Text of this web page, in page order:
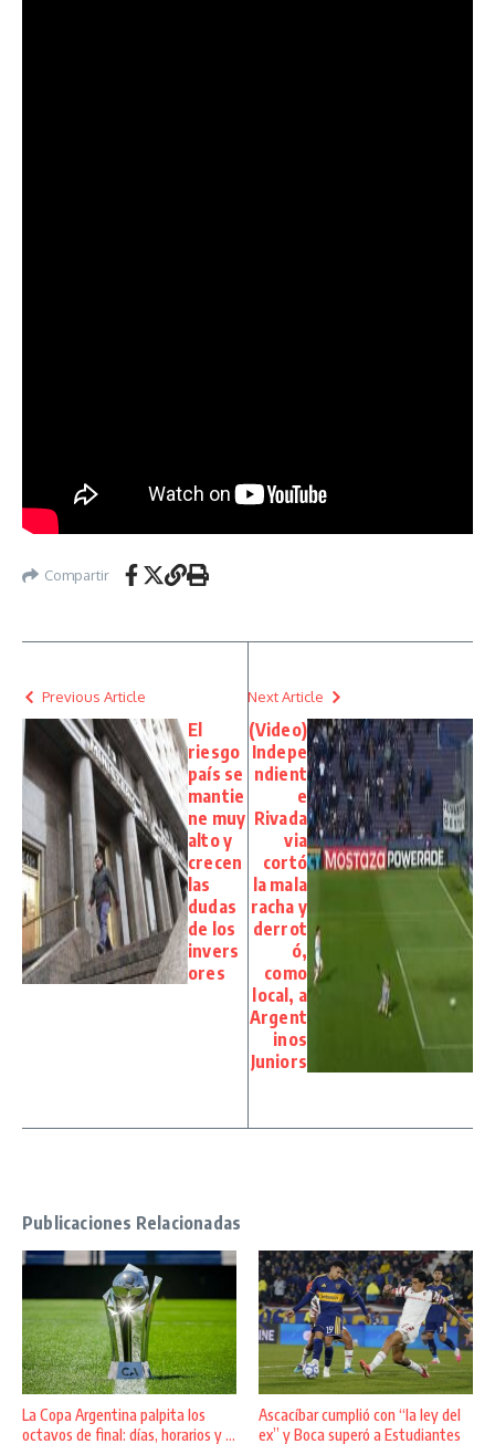
Compartir
Previous Article
El
riesgo
país se
mantie
ne muy
alto y
crecen
las
dudas
de los
invers
ores
Next Article
(Video)
Indepe
ndient
e
Rivada
via
cortó
la mala
racha y
derrot
ó,
como
local, a
Argent
inos
Juniors
Publicaciones Relacionadas
La Copa Argentina palpita los
octavos de final: días, horarios y ...
Ascacíbar cumplió con “la ley del
ex” y Boca superó a Estudiantes